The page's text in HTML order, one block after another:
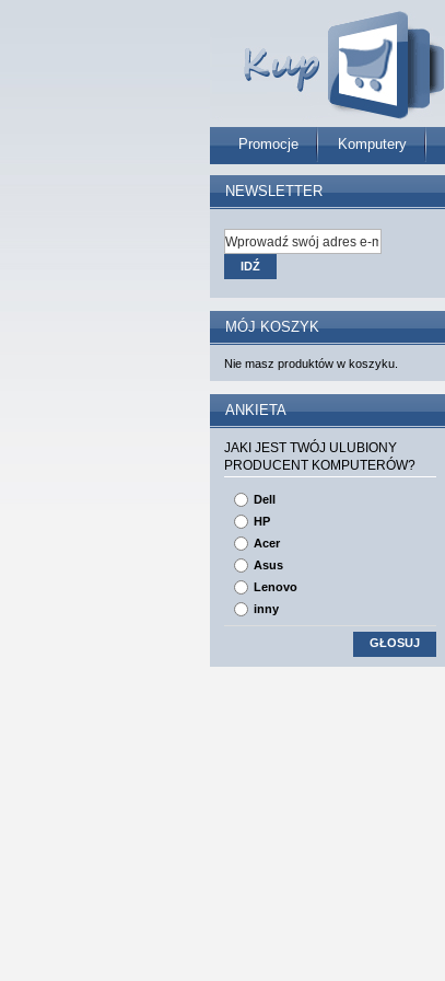
Promocje Komputery
NEWSLETTER
IDŹ
MÓJ KOSZYK
Nie masz produktów w koszyku.
ANKIETA
JAKI JEST TWÓJ ULUBIONY
PRODUCENT KOMPUTERÓW?
Dell
HP
Acer
Asus
Lenovo
inny
GŁOSUJ